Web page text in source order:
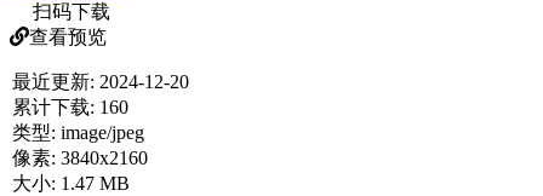
扫码下载
查看预览
最近更新: 2024-12-20
累计下载: 160
类型: image/jpeg
像素: 3840x2160
大小: 1.47 MB